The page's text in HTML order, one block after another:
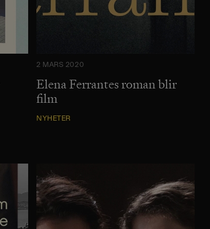
2 MARS 2020
Elena Ferrantes roman blir
film
NYHETER